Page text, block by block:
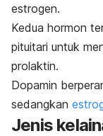
estrogen.
Kedua hormon
pituitari untuk
prolaktin.
Dopamin
sedangkan
Jenis